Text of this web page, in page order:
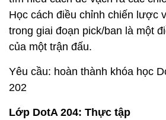
Học cách điều chỉnh chiến lược
trong giai đoạn pick/ban là một
của một trận đấu.
Yêu cầu: hoàn thành khóa học
202
Lớp DotA 204: Thực tập